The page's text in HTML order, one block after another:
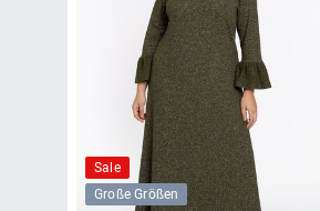
Sale
Große Größen